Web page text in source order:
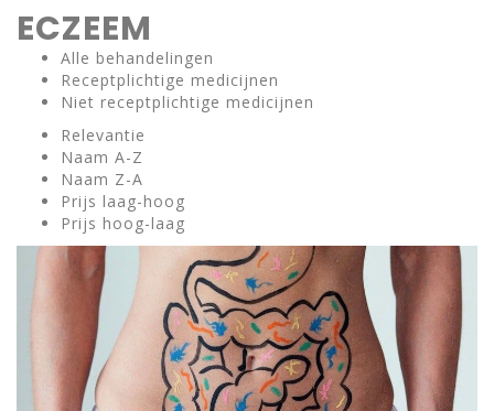
ECZEEM
Alle behandelingen
Receptplichtige medicijnen
Niet receptplichtige medicijnen
Relevantie
Naam A-Z
Naam Z-A
Prijs laag-hoog
Prijs hoog-laag